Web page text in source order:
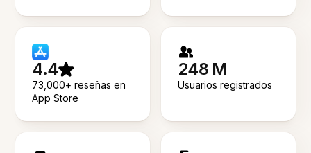
4.4
73,000+ reseñas en
App Store
248 M
Usuarios registrados